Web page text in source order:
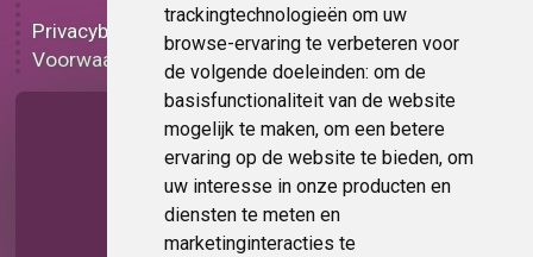
trackingtechnologieën om uw
browse-ervaring te verbeteren voor
de volgende doeleinden: om de
basisfunctionaliteit van de website
mogelijk te maken, om een betere
ervaring op de website te bieden, om
uw interesse in onze producten en
diensten te meten en
marketinginteracties te
Privacybeleid
Voorwaarden
Keukenfolie korting
Op bestelling
Pagina delen